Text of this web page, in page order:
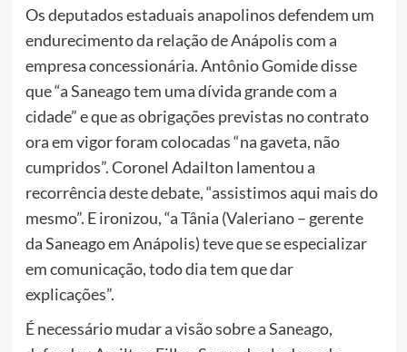
Os deputados estaduais anapolinos defendem um
endurecimento da relação de Anápolis com a
empresa concessionária. Antônio Gomide disse
que “a Saneago tem uma dívida grande com a
cidade” e que as obrigações previstas no contrato
ora em vigor foram colocadas “na gaveta, não
cumpridos”. Coronel Adailton lamentou a
recorrência deste debate, “assistimos aqui mais do
mesmo”. E ironizou, “a Tânia (Valeriano – gerente
da Saneago em Anápolis) teve que se especializar
em comunicação, todo dia tem que dar
explicações”.
É necessário mudar a visão sobre a Saneago,